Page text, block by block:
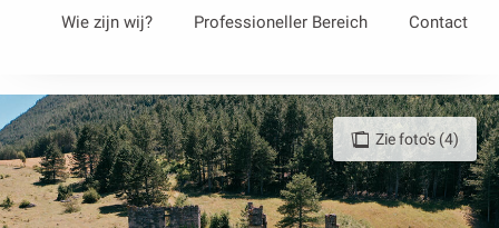
principal
Wie zijn wij? Professioneller Bereich Contact
Zie foto's (4)